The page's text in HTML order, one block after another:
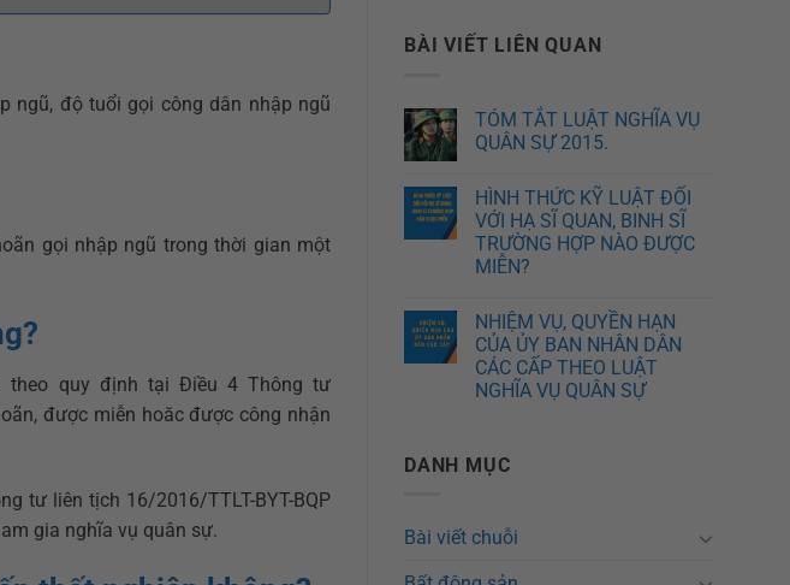
ngũ, độ tuổi gọi công dân nhập ngũ
gọi nhập ngũ trong thời gian một
theo quy định tại Điều 4 Thông tư
được miễn hoăc được công nhận
tư liên tịch 16/2016/TTLT-BYT-BQP
gia nghĩa vụ quân sự.
BÀI VIẾT LIÊN QUAN
TÓM TẮT LUẬT NGHĨA VỤ
QUÂN SỰ 2015.
HÌNH THỨC KỸ LUẬT ĐỐI
VỚI HẠ SĨ QUAN, BINH SĨ
TRƯỜNG HỢP NÀO ĐƯỢC
MIỄN?
NHIỆM VỤ, QUYỀN HẠN
CỦA ỦY BAN NHÂN DÂN
CÁC CẤP THEO LUẬT
NGHĨA VỤ QUÂN SỰ
DANH MỤC
Bài viết chuỗi